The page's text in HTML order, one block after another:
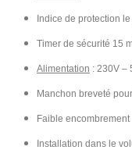
Indice de protection
Timer de sécurité 15
Alimentation : 230V –
Manchon breveté
Faible encombrement
Installation dans le